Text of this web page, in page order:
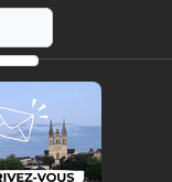
https://radio-g.fr?20732